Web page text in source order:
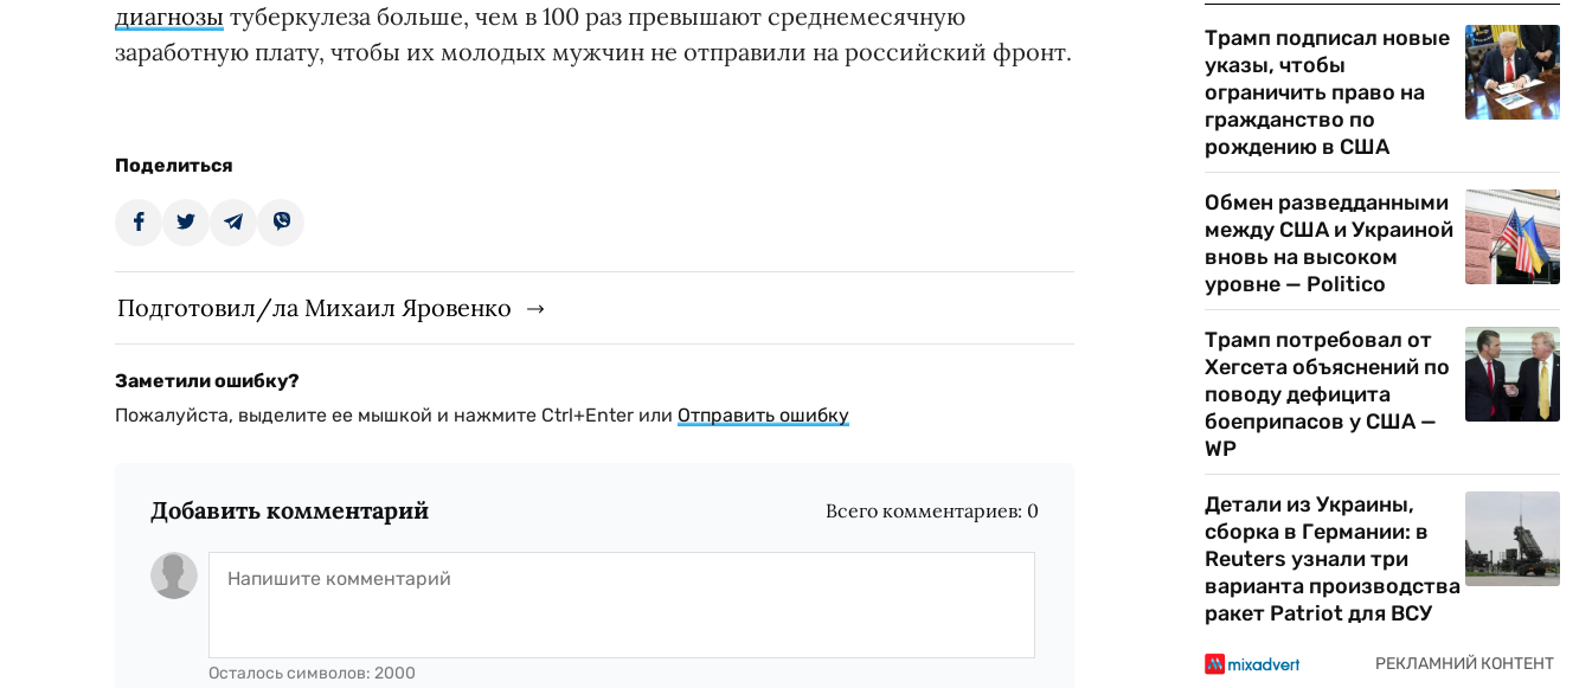
диагнозы туберкулеза больше, чем в 100 раз превышают среднемесячную
заработную плату, чтобы их молодых мужчин не отправили на российский фронт.
Поделиться
Подготовил/ла Михаил Яровенко
Заметили ошибку?
Пожалуйста, выделите ее мышкой и нажмите Ctrl+Enter или Отправить ошибку
Добавить комментарий Всего комментариев: 0
Осталось символов: 2000
Трамп подписал новые
указы, чтобы
ограничить право на
гражданство по
рождению в США
Обмен разведданными
между США и Украиной
вновь на высоком
уровне — Politico
Трамп потребовал от
Хегсета объяснений по
поводу дефицита
боеприпасов у США —
WP
Детали из Украины,
сборка в Германии: в
Reuters узнали три
варианта производства
ракет Patriot для ВСУ